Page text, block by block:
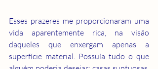
Esses prazeres me proporcionaram uma
vida aparentemente rica, na visão
daqueles que enxergam apenas a
superfície material. Possuía tudo o que